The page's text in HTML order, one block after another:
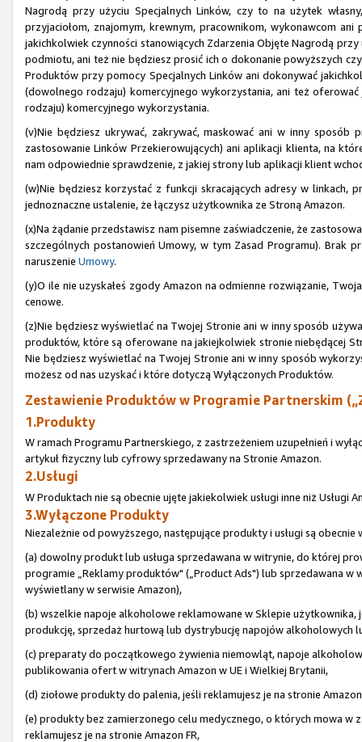
Nagrodą przy użyciu Specjalnych Linków, czy to na użytek
przyjaciołom, znajomym, krewnym, pracownikom, wykonawcom
jakichkolwiek czynności stanowiących Zdarzenia Objęte Nagrodą
podmiotu, ani też nie będziesz prosić ich o dokonanie powyższych
Produktów przy pomocy Specjalnych Linków ani dokonywać
(dowolnego rodzaju) komercyjnego wykorzystania, ani też
rodzaju) komercyjnego wykorzystania.
(v)Nie będziesz ukrywać, zakrywać, maskować ani w inny sposób
zastosowanie Linków Przekierowujących) ani aplikacji klienta, na
nam odpowiednie sprawdzenie, z jakiej strony lub aplikacji klient
(w)Nie będziesz korzystać z funkcji skracających adresy w linkach,
jednoznaczne ustalenie, że łączysz użytkownika ze Stroną Amazon.
(x)Na żądanie przedstawisz nam pisemne zaświadczenie, że
szczególnych postanowień Umowy, w tym Zasad Programu). Brak
naruszenie Umowy.
(y)O ile nie uzyskałeś zgody Amazon na odmienne rozwiązanie,
cenowe.
(z)Nie będziesz wyświetlać na Twojej Stronie ani w inny sposób
produktów, które są oferowane na jakiejkolwiek stronie niebędącej
Nie będziesz wyświetlać na Twojej Stronie ani w inny sposób
możesz od nas uzyskać i które dotyczą Wyłączonych Produktów.
Zestawienie Produktów w Programie Partnerskim
1.Produkty
W ramach Programu Partnerskiego, z zastrzeżeniem uzupełnień i
artykuł fizyczny lub cyfrowy sprzedawany na Stronie Amazon.
2.Usługi
W Produktach nie są obecnie ujęte jakiekolwiek usługi inne niż Usługi
3.Wyłączone Produkty
Niezależnie od powyższego, następujące produkty i usługi są
(a) dowolny produkt lub usługa sprzedawana w witrynie, do której
programie „Reklamy produktów" („Product Ads") lub sprzedawana
wyświetlany w serwisie Amazon),
(b) wszelkie napoje alkoholowe reklamowane w Sklepie
produkcję, sprzedaż hurtową lub dystrybucję napojów alkoholowych
(c) preparaty do początkowego żywienia niemowląt, napoje
publikowania ofert w witrynach Amazon w UE i Wielkiej Brytanii,
(d) ziołowe produkty do palenia, jeśli reklamujesz je na stronie Amazon
(e) produkty bez zamierzonego celu medycznego, o których mowa w
reklamujesz je na stronie Amazon FR,